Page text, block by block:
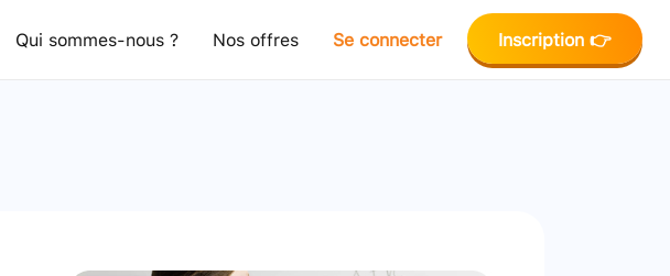
Qui sommes-nous ? Nos offres Se connecter Inscription 👉